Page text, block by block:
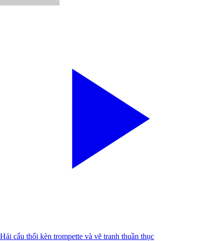
Hải cẩu thổi kèn trompette và vẽ tranh thuần thục